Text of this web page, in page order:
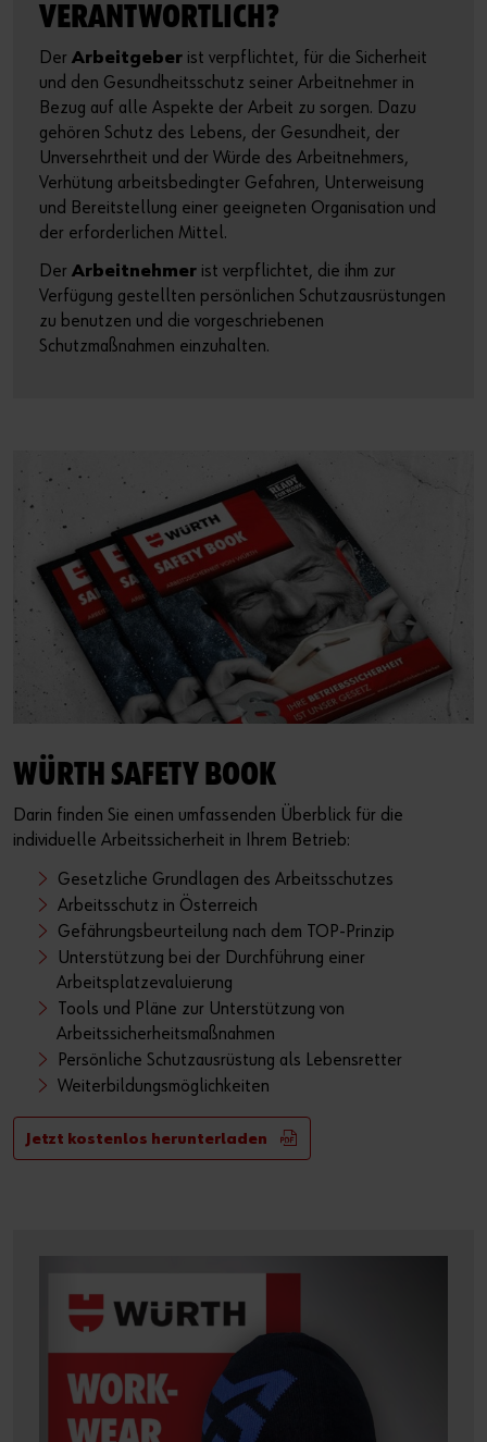
VERANTWORTLICH?
Der Arbeitgeber ist verpflichtet, für die Sicherheit
und den Gesundheitsschutz seiner Arbeitnehmer in
Bezug auf alle Aspekte der Arbeit zu sorgen. Dazu
gehören Schutz des Lebens, der Gesundheit, der
Unversehrtheit und der Würde des Arbeitnehmers,
Verhütung arbeitsbedingter Gefahren, Unterweisung
und Bereitstellung einer geeigneten Organisation und
der erforderlichen Mittel.
Der Arbeitnehmer ist verpflichtet, die ihm zur
Verfügung gestellten persönlichen Schutzausrüstungen
zu benutzen und die vorgeschriebenen
Schutzmaßnahmen einzuhalten.
WÜRTH SAFETY BOOK
Darin finden Sie einen umfassenden Überblick für die
individuelle Arbeitssicherheit in Ihrem Betrieb:
Gesetzliche Grundlagen des Arbeitsschutzes
Arbeitsschutz in Österreich
Gefährungsbeurteilung nach dem TOP-Prinzip
Unterstützung bei der Durchführung einer
Arbeitsplatzevaluierung
Tools und Pläne zur Unterstützung von
Arbeitssicherheitsmaßnahmen
Persönliche Schutzausrüstung als Lebensretter
Weiterbildungsmöglichkeiten
Jetzt kostenlos herunterladen